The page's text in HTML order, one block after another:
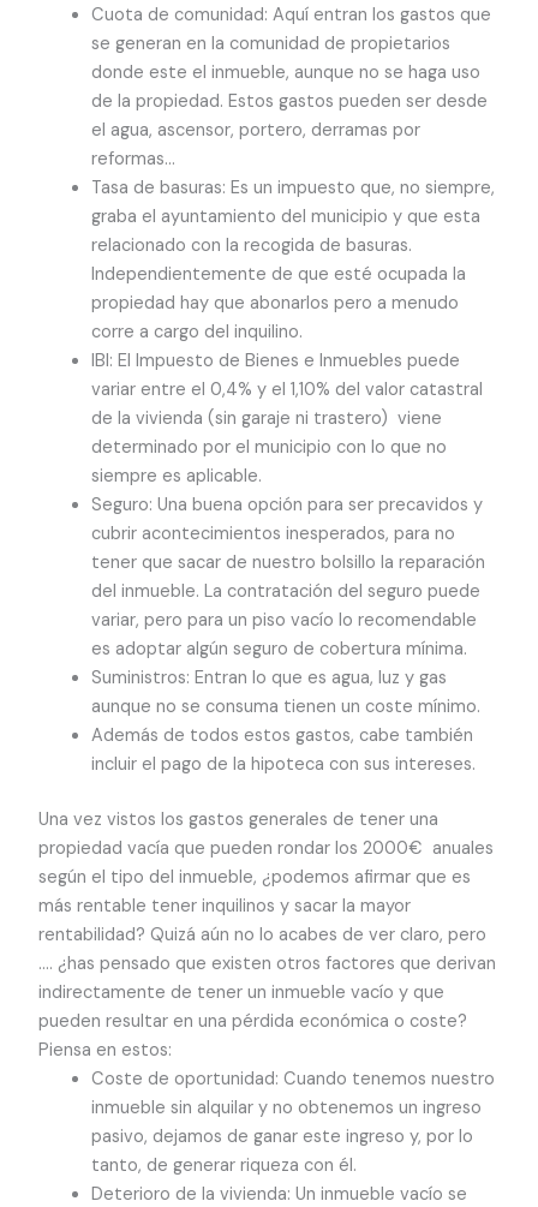
Cuota de comunidad: Aquí entran los gastos que
se generan en la comunidad de propietarios
donde este el inmueble, aunque no se haga uso
de la propiedad. Estos gastos pueden ser desde
el agua, ascensor, portero, derramas por
reformas…
Tasa de basuras: Es un impuesto que, no siempre,
graba el ayuntamiento del municipio y que esta
relacionado con la recogida de basuras.
Independientemente de que esté ocupada la
propiedad hay que abonarlos pero a menudo
corre a cargo del inquilino.
IBI: El Impuesto de Bienes e Inmuebles puede
variar entre el 0,4% y el 1,10% del valor catastral
de la vivienda (sin garaje ni trastero) viene
determinado por el municipio con lo que no
siempre es aplicable.
Seguro: Una buena opción para ser precavidos y
cubrir acontecimientos inesperados, para no
tener que sacar de nuestro bolsillo la reparación
del inmueble. La contratación del seguro puede
variar, pero para un piso vacío lo recomendable
es adoptar algún seguro de cobertura mínima.
Suministros: Entran lo que es agua, luz y gas
aunque no se consuma tienen un coste mínimo.
Además de todos estos gastos, cabe también
incluir el pago de la hipoteca con sus intereses.
Una vez vistos los gastos generales de tener una
propiedad vacía que pueden rondar los 2000€ anuales
según el tipo del inmueble, ¿podemos afirmar que es
más rentable tener inquilinos y sacar la mayor
rentabilidad? Quizá aún no lo acabes de ver claro, pero
…. ¿has pensado que existen otros factores que derivan
indirectamente de tener un inmueble vacío y que
pueden resultar en una pérdida económica o coste?
Piensa en estos:
Coste de oportunidad: Cuando tenemos nuestro
inmueble sin alquilar y no obtenemos un ingreso
pasivo, dejamos de ganar este ingreso y, por lo
tanto, de generar riqueza con él.
Deterioro de la vivienda: Un inmueble vacío se